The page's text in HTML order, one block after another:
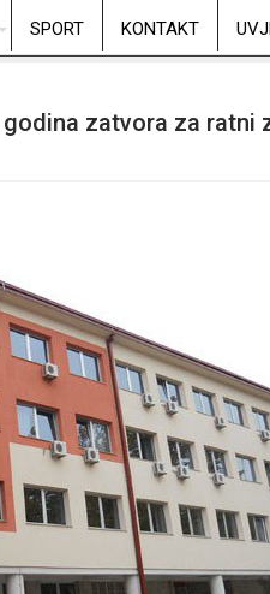
SPORT KONTAKT
zatvora za ratni